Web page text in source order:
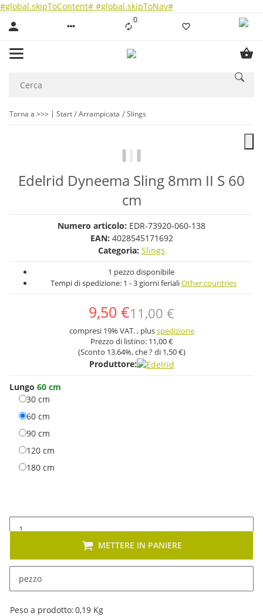
#global.skipToContent# #global.skipToNav#
0Liste ist leer
Torna a >>> Start Arrampicata Slings
Edelrid Dyneema Sling 8mm II S 60
cm
Numero articolo: EDR-73920-060-138
EAN: 4028545171692
Categoria: Slings
1 pezzo disponibile
Tempi di spedizione: 1 - 3 giorni ferialiOther countries
9,50 €11,00 €
compresi 19% VAT. , plusspedizione
Prezzo di listino: 11,00 €
(Sconto 13.64%, che ? di 1,50 €)
Produttore:
Lungo 60 cm
30 cm
60 cm
90 cm
120 cm
180 cm
pezzo
METTERE IN PANIERE
Descrizione
#productDetails.itemInformation#
#productDetails.itemValue#
Peso a prodotto:0,19 Kg